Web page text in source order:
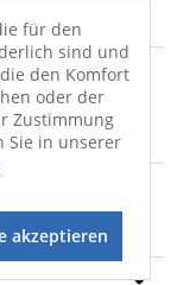
Ökotex
für den
sind und
den Komfort
oder der
Zustimmung
Sie in unserer
akzeptieren